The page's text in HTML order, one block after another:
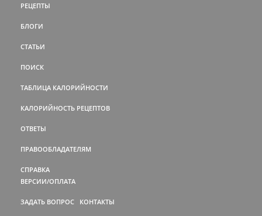
РЕЦЕПТЫ
БЛОГИ
СТАТЬИ
ПОИСК
ТАБЛИЦА КАЛОРИЙНОСТИ
КАЛОРИЙНОСТЬ РЕЦЕПТОВ
ОТВЕТЫ
ПРАВООБЛАДАТЕЛЯМ
СПРАВКА
ВЕРСИИ/ОПЛАТА
ЗАДАТЬ ВОПРОС КОНТАКТЫ